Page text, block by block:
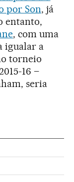
por Son, já
entanto,
, com uma
igualar a
torneio
16 –
seria